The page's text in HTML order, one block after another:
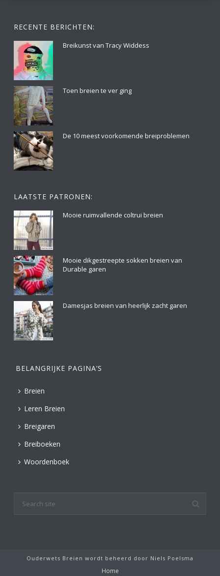
RECENTE BERICHTEN:
Breikunst van Tracy Widdess
Toen breien te ver ging
De 10 meest voorkomende breiproblemen
LAATSTE PATRONEN:
Mooie ruimvallende coltrui breien
Mooie dikgestreepte sokken breien van
Durable garen
Damesjas breien van heerlijk zacht garen
BELANGRIJKE PAGINA’S
Breien
Leren Breien
Breigaren
Breiboeken
Woordenboek
Ouderwets Breien wordt beheerd door Niels Poelsma
Home